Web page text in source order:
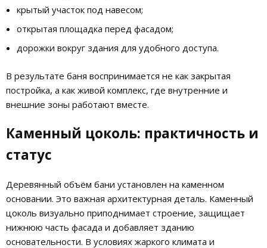
крытый участок под навесом;
открытая площадка перед фасадом;
дорожки вокруг здания для удобного доступа.
В результате баня воспринимается не как закрытая
постройка, а как живой комплекс, где внутренние и
внешние зоны работают вместе.
Каменный цоколь: практичность и
статус
Деревянный объём бани установлен на каменном
основании. Это важная архитектурная деталь. Каменный
цоколь визуально приподнимает строение, защищает
нижнюю часть фасада и добавляет зданию
основательности. В условиях жаркого климата и